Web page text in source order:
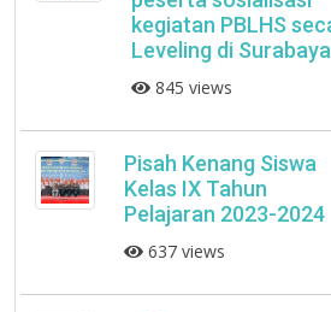
kegiatan PBLHS
Leveling di Surabaya
845 views
Pisah Kenang Siswa
Kelas IX Tahun
Pelajaran 2023-2024
637 views